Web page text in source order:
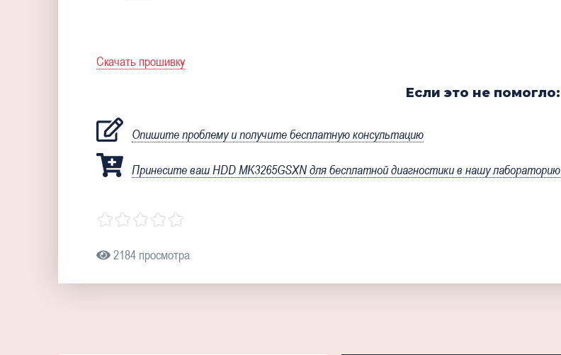
Скачать прошивку
Если это не помогло:
Опишите проблему и получите бесплатную консультацию
Принесите ваш HDD MK3265GSXN для бесплатной диагностики в нашу лабораторию
2184 просмотра